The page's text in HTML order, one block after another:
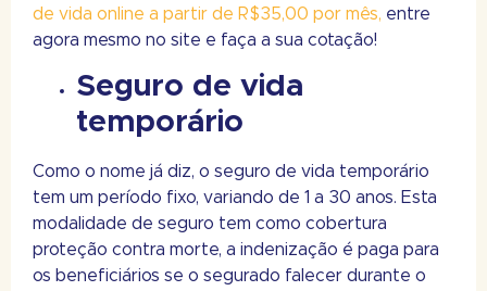
de vida online a partir de R$35,00 por mês, entre
agora mesmo no site e faça a sua cotação!
Seguro de vida
temporário
Como o nome já diz, o seguro de vida temporário
tem um período fixo, variando de 1 a 30 anos. Esta
modalidade de seguro tem como cobertura
proteção contra morte, a indenização é paga para
os beneficiários se o segurado falecer durante o